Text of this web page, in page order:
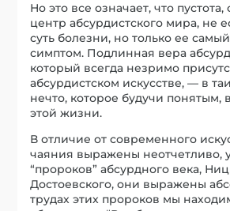
Но это все означает, что
центр абсурдистского мира, не
суть болезни, но только ее
симптом. Подлинная вера
который всегда незримо
абсурдистском искусстве, — в
нечто, которое будучи понятым,
этой жизни.
В отличие от современного
чаяния выражены неотчетливо,
“пророков” абсурдного века,
Достоевского, они выражены
трудах этих пророков мы